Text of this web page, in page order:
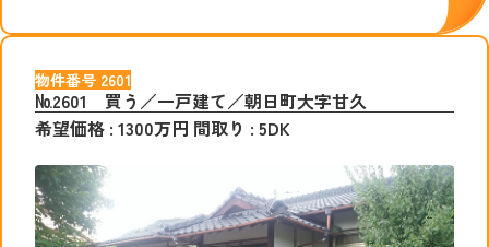
物件番号 2601
№2601 買う／一戸建て／朝日町大字甘久
希望価格 : 1300万円 間取り : 5DK